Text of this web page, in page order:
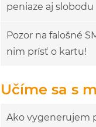
peniaze aj slobodu
Pozor na falošné
nim prísť o kartu!
Učíme sa s
Ako vygenerujem